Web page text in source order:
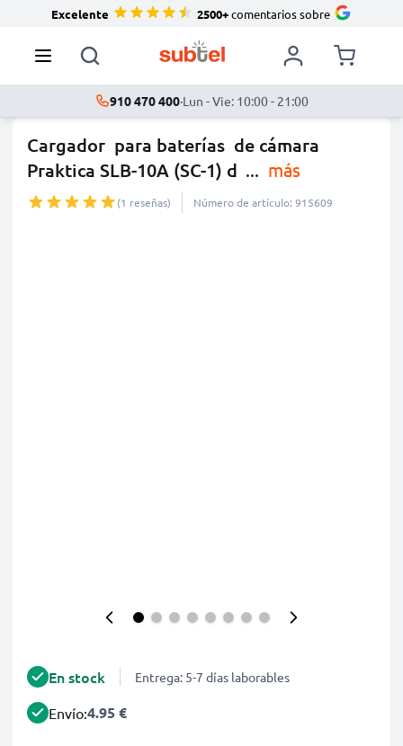
Excelente 2500+comentarios sobre
910 470 400·Lun - Vie: 10:00 - 21:00
Cargador para baterías de cámara
Praktica SLB-10A (SC-1) d ... más
(1 reseñas) Número de artículo: 915609
En stock Entrega: 5-7 días laborables
Envío:4.95 €